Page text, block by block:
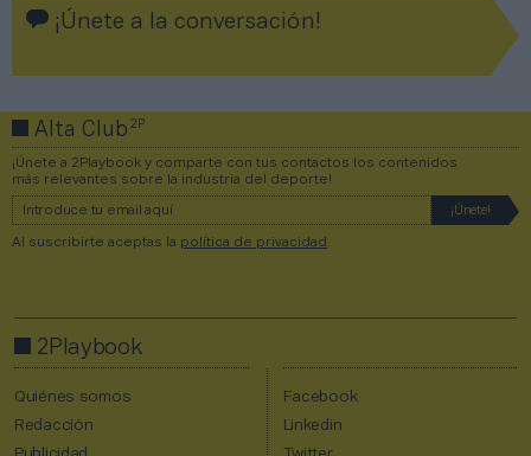
¡Únete a la conversación!
Alta Club2P
¡Únete a 2Playbook y comparte con tus contactos los contenidos
más relevantes sobre la industria del deporte!
Al suscribirte aceptas la política de privacidad
2Playbook
Quiénes somos
Redacción
Facebook
Linkedin